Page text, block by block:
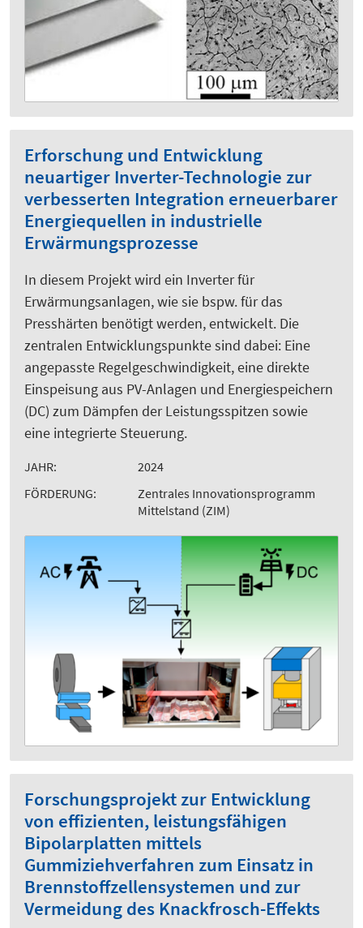
Erforschung und Entwicklung
neuartiger Inverter-Technologie zur
verbesserten Integration erneuerbarer
Energiequellen in industrielle
Erwärmungsprozesse
In diesem Projekt wird ein Inverter für
Erwärmungsanlagen, wie sie bspw. für das
Presshärten benötigt werden, entwickelt. Die
zentralen Entwicklungspunkte sind dabei: Eine
angepasste Regelgeschwindigkeit, eine direkte
Einspeisung aus PV-Anlagen und Energiespeichern
(DC) zum Dämpfen der Leistungsspitzen sowie
eine integrierte Steuerung.
JAHR:
2024
FÖRDERUNG:
Zentrales Innovationsprogramm
Mittelstand (ZIM)
Forschungsprojekt zur Entwicklung
von effizienten, leistungsfähigen
Bipolarplatten mittels
Gummiziehverfahren zum Einsatz in
Brennstoffzellensystemen und zur
Vermeidung des Knackfrosch-Effekts